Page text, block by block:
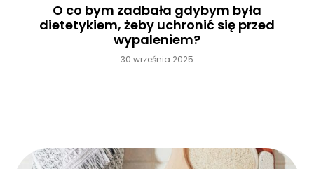
O co bym zadbała gdybym była
dietetykiem, żeby uchronić się przed
wypaleniem?
30 września 2025